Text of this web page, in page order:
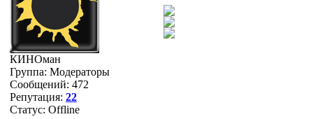
КИНОман
Группа: Модераторы
Сообщений: 472
Репутация: 22
Статус: Offline